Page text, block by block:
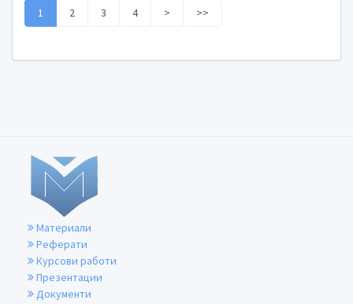
1 2 3 4 > >>
Материали
Реферати
Курсови работи
Презентации
Документи